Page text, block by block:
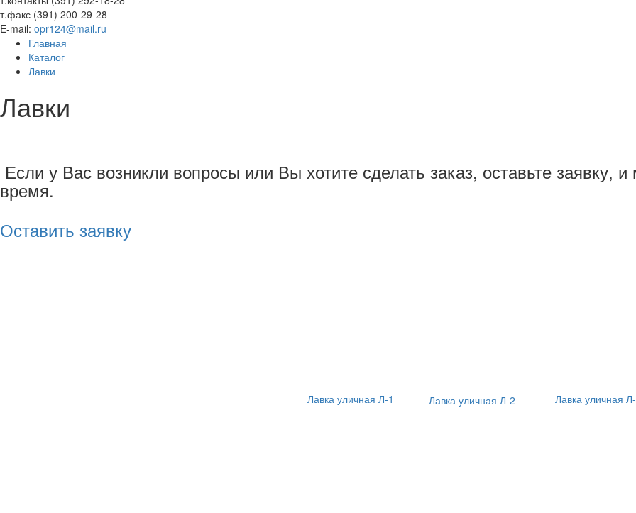
т.факс (391) 200-29-28
E-mail: opr124@mail.ru
Главная
Каталог
Лавки
Лавки
Если у Вас возникли вопросы или Вы хотите сделать заказ, оставьте
время.
Оставить заявку
Лавка уличная Л-1 Лавка уличная Л-2 Лавка уличная